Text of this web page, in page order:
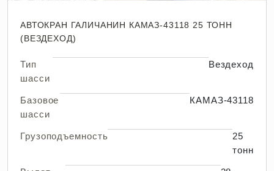
АВТОКРАН ГАЛИЧАНИН КАМАЗ-43118 25 ТОНН
(ВЕЗДЕХОД)
Тип
шасси
Вездеход
Базовое
шасси
КАМАЗ-43118
Грузоподъемность
25
тонн